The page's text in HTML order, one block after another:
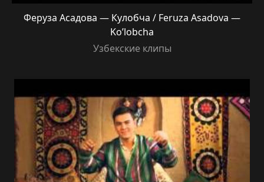
Феруза Асадова — Кулобча / Feruza Asadova —
Ko’lobcha
Узбекские клипы